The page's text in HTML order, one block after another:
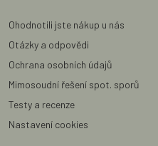
Ohodnotili jste nákup u nás
Otázky a odpovědi
Ochrana osobních údajů
Mimosoudní řešení spot. sporů
Testy a recenze
Nastavení cookies